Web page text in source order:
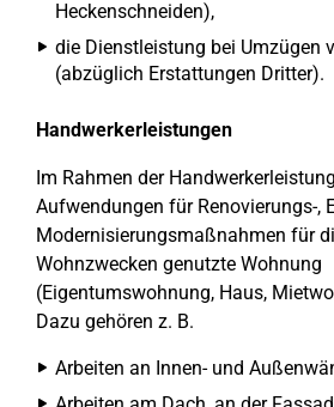
Heckenschneiden),
die Dienstleistung bei Umzügen
(abzüglich Erstattungen Dritter).
Handwerkerleistungen
Im Rahmen der
Aufwendungen für Renovierungs-,
Modernisierungsmaßnahmen für
Wohnzwecken genutzte Wohnung
(Eigentumswohnung, Haus,
Dazu gehören z. B.
Arbeiten an Innen- und